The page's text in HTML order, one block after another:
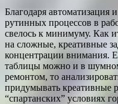
Благодаря
рутинных процессов в
свелось к минимуму. Как
на сложные, креативные
концентрации внимания.
таблицы можно и в
ремонтом, то
придумывать креативные
“спартанских” условиях